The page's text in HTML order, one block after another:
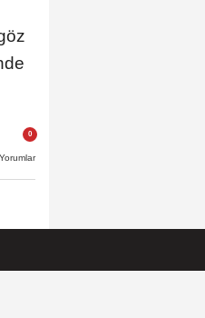
Yorumlar